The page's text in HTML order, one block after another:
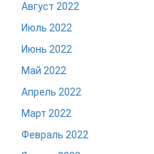
Август 2022
Июль 2022
Июнь 2022
Май 2022
Апрель 2022
Март 2022
Февраль 2022